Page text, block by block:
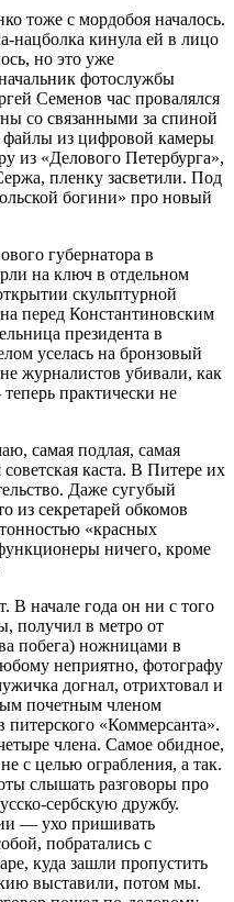
тоже с мордобоя началось.
нацболка кинула ей в лицо
но это уже
фотослужбы
Семенов час провалялся
со связанными за спиной
файлы из цифровой камеры
из «Делового Петербурга»,
пленку засветили. Под
богини» про новый
губернатора в
на ключ в отдельном
скульптурной
перед Константиновским
президента в
уселась на бронзовый
журналистов убивали, как
практически не
самая подлая, самая
каста. В Питере их
Даже сугубый
из секретарей обкомов
«красных
ничего, кроме
В начале года он ни с того
получил в метро от
побега) ножницами в
неприятно, фотографу
догнал, отрихтовал и
почетным членом
питерского «Коммерсанта».
члена. Самое обидное,
с целью ограбления, а так.
слышать разговоры про
сербскую дружбу.
— ухо пришивать
побратались с
куда зашли пропустить
выставили, потом мы.